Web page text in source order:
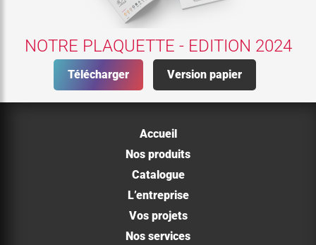
NOTRE PLAQUETTE - EDITION 2024
Télécharger Version papier
Accueil
Nos produits
Catalogue
L’entreprise
Vos projets
Nos services